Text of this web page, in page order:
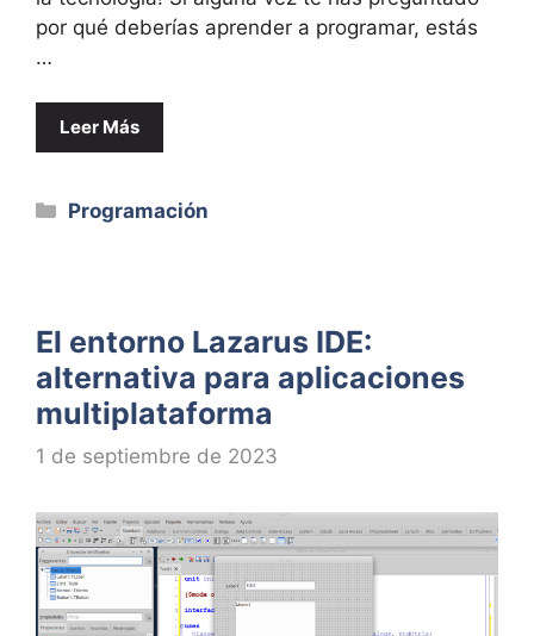
por qué deberías aprender a programar, estás
…
Leer Más
Categorías
Programación
El entorno Lazarus IDE:
alternativa para aplicaciones
multiplataforma
1 de septiembre de 2023